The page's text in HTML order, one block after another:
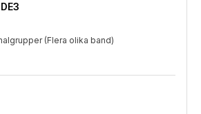
(Flera olika band)